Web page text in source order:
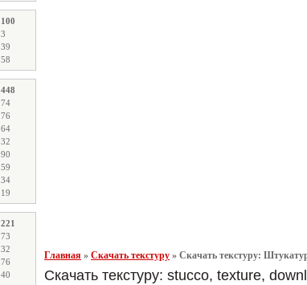
100
3
39
58
448
74
76
64
32
90
59
34
19
221
73
32
76
40
Главная » Скачать текстуру » Скачать текстуру:
Скачать текстуру: stucco, texture,